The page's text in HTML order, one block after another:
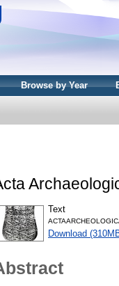
Browse by Year
Text
Download